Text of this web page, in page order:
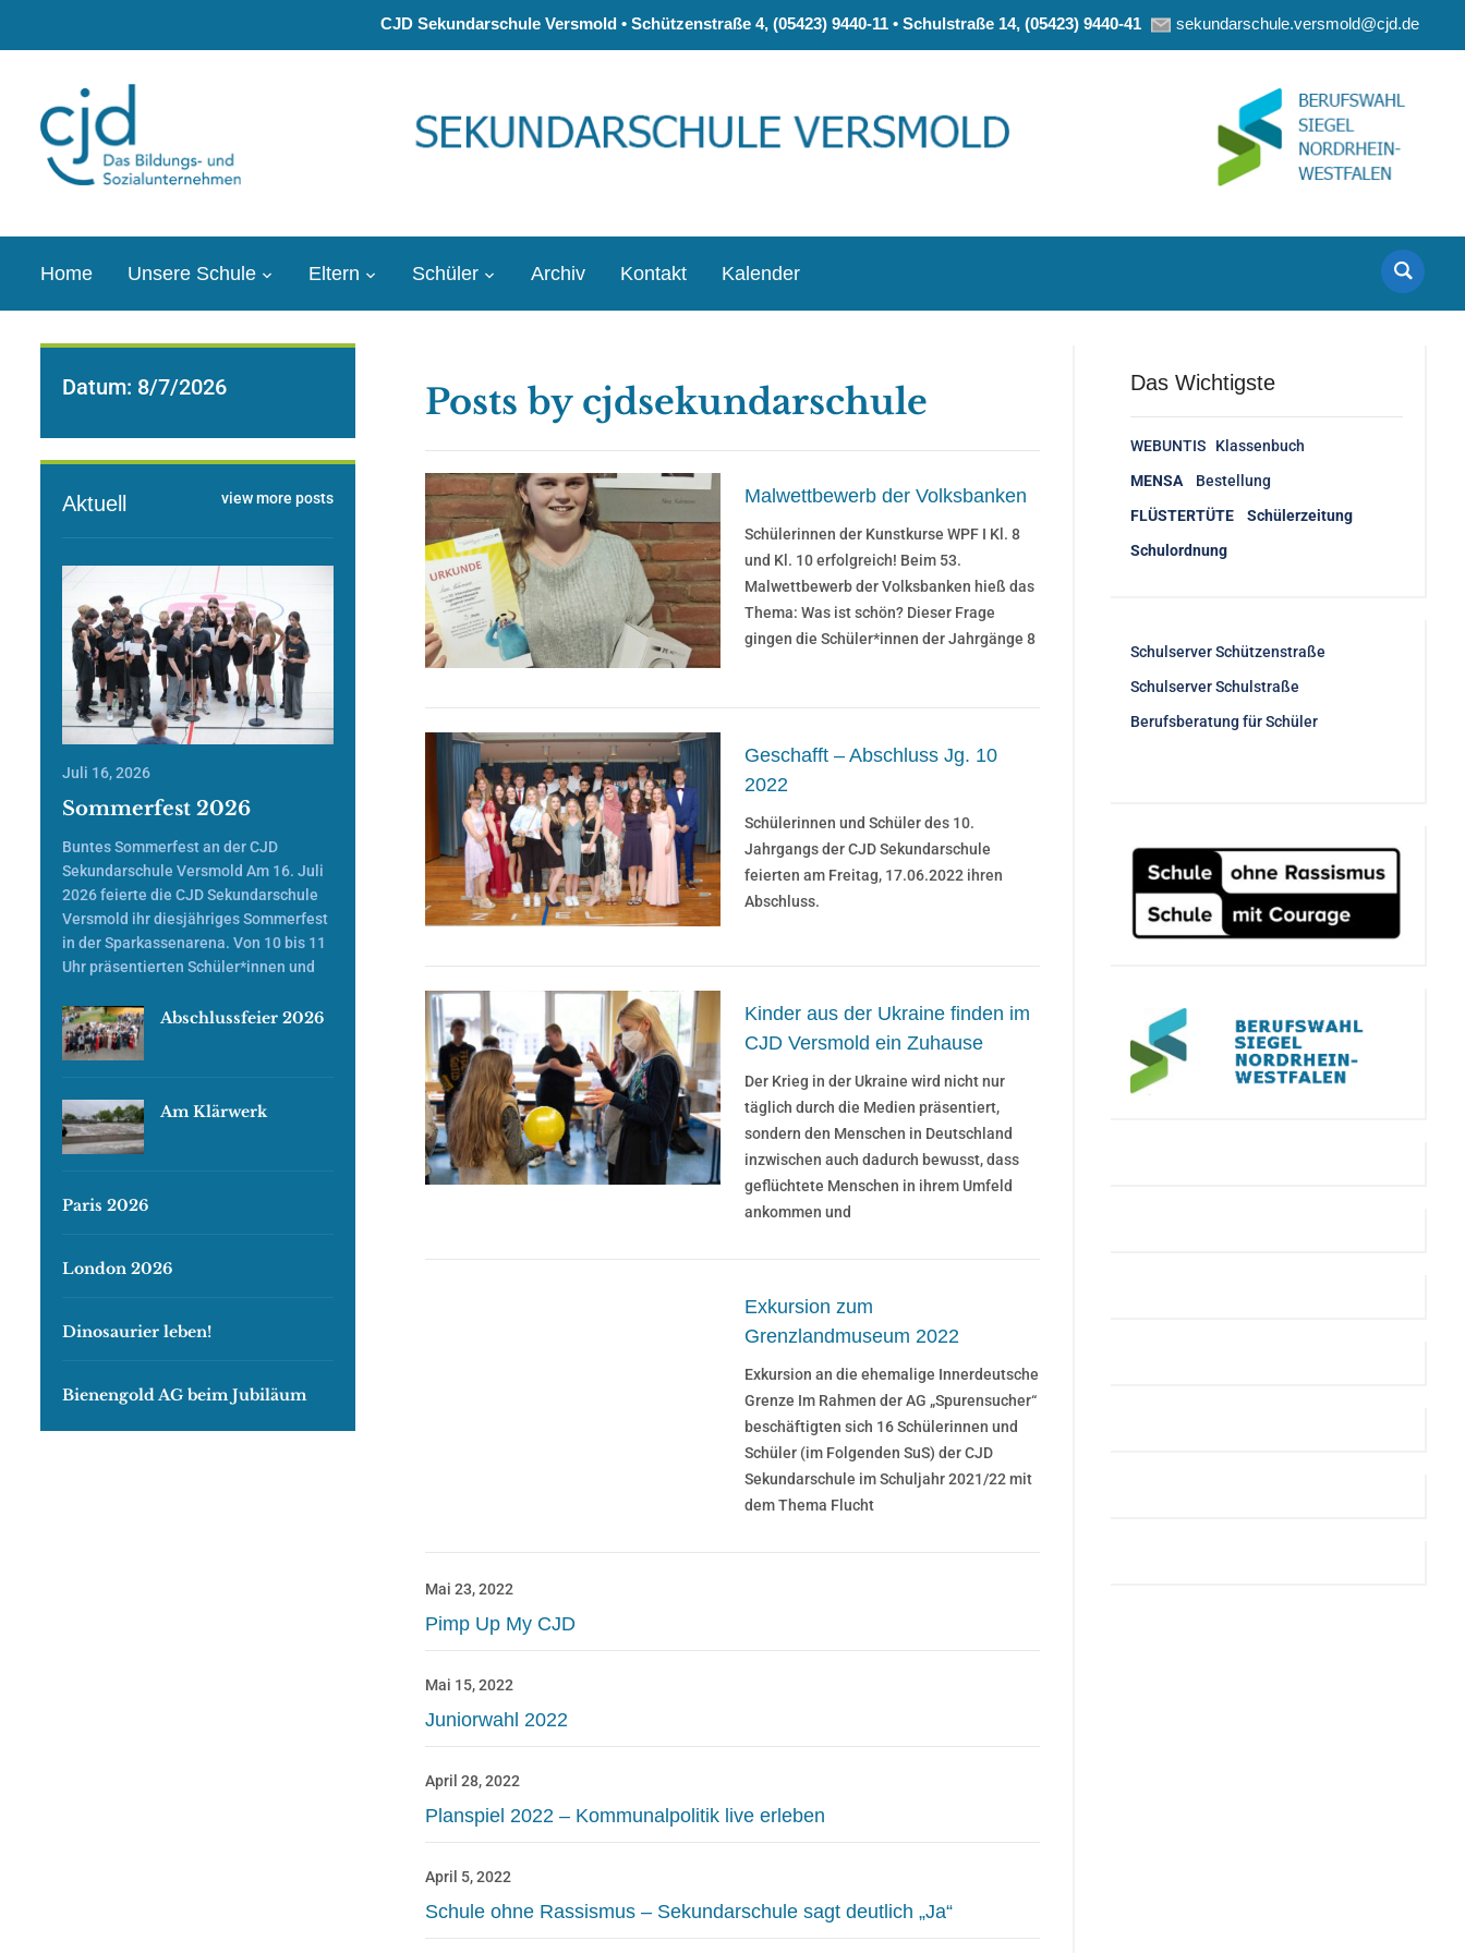
CJD Sekundarschule Versmold • Schützenstraße 4, (05423) 9440-11 • Schulstraße 14, (05423) 9440-41 sekundarschule.versmold@cjd.de
Home Unsere Schule Eltern Schüler Archiv Kontakt Kalender
Datum: 8/7/2026
view more posts
Aktuell
Juli 16, 2026
Sommerfest 2026
Buntes Sommerfest an der CJD
Sekundarschule Versmold Am 16. Juli
2026 feierte die CJD Sekundarschule
Versmold ihr diesjähriges Sommerfest
in der Sparkassenarena. Von 10 bis 11
Uhr präsentierten Schüler*innen und
Abschlussfeier 2026
Am Klärwerk
Paris 2026
London 2026
Dinosaurier leben!
Bienengold AG beim Jubiläum
Posts by cjdsekundarschule
Malwettbewerb der Volksbanken
Schülerinnen der Kunstkurse WPF I Kl. 8
und Kl. 10 erfolgreich! Beim 53.
Malwettbewerb der Volksbanken hieß das
Thema: Was ist schön? Dieser Frage
gingen die Schüler*innen der Jahrgänge 8
Geschafft – Abschluss Jg. 10
2022
Schülerinnen und Schüler des 10.
Jahrgangs der CJD Sekundarschule
feierten am Freitag, 17.06.2022 ihren
Abschluss.
Kinder aus der Ukraine finden im
CJD Versmold ein Zuhause
Der Krieg in der Ukraine wird nicht nur
täglich durch die Medien präsentiert,
sondern den Menschen in Deutschland
inzwischen auch dadurch bewusst, dass
geflüchtete Menschen in ihrem Umfeld
ankommen und
Exkursion zum
Grenzlandmuseum 2022
Exkursion an die ehemalige Innerdeutsche
Grenze Im Rahmen der AG „Spurensucher“
beschäftigten sich 16 Schülerinnen und
Schüler (im Folgenden SuS) der CJD
Sekundarschule im Schuljahr 2021/22 mit
dem Thema Flucht
Mai 23, 2022
Pimp Up My CJD
Mai 15, 2022
Juniorwahl 2022
April 28, 2022
Planspiel 2022 – Kommunalpolitik live erleben
April 5, 2022
Schule ohne Rassismus – Sekundarschule sagt deutlich „Ja“
Das Wichtigste
WEBUNTIS Klassenbuch
MENSA Bestellung
FLÜSTERTÜTE Schülerzeitung
Schulordnung
Schulserver Schützenstraße
Schulserver Schulstraße
Berufsberatung für Schüler